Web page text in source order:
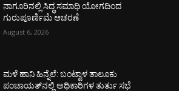
ನಾಗೂರಿನಲ್ಲಿ ಸಿದ್ಧ ಸಮಾಧಿ ಯೋಗದಿಂದ
ಗುರುಪೂರ್ಣಿಮೆ ಆಚರಣೆ
August 6, 2026
ಮಳೆ ಹಾನಿ ಹಿನ್ನೆಲೆ: ಬಂಟ್ವಾಳ ತಾಲೂಕು
ಪಂಚಾಯತ್‌ನಲ್ಲಿ ಅಧಿಕಾರಿಗಳ ತುರ್ತು ಸಭೆ